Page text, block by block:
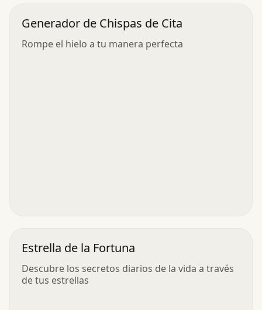
Generador de Chispas de Cita
Rompe el hielo a tu manera perfecta
Estrella de la Fortuna
Descubre los secretos diarios de la vida a través
de tus estrellas